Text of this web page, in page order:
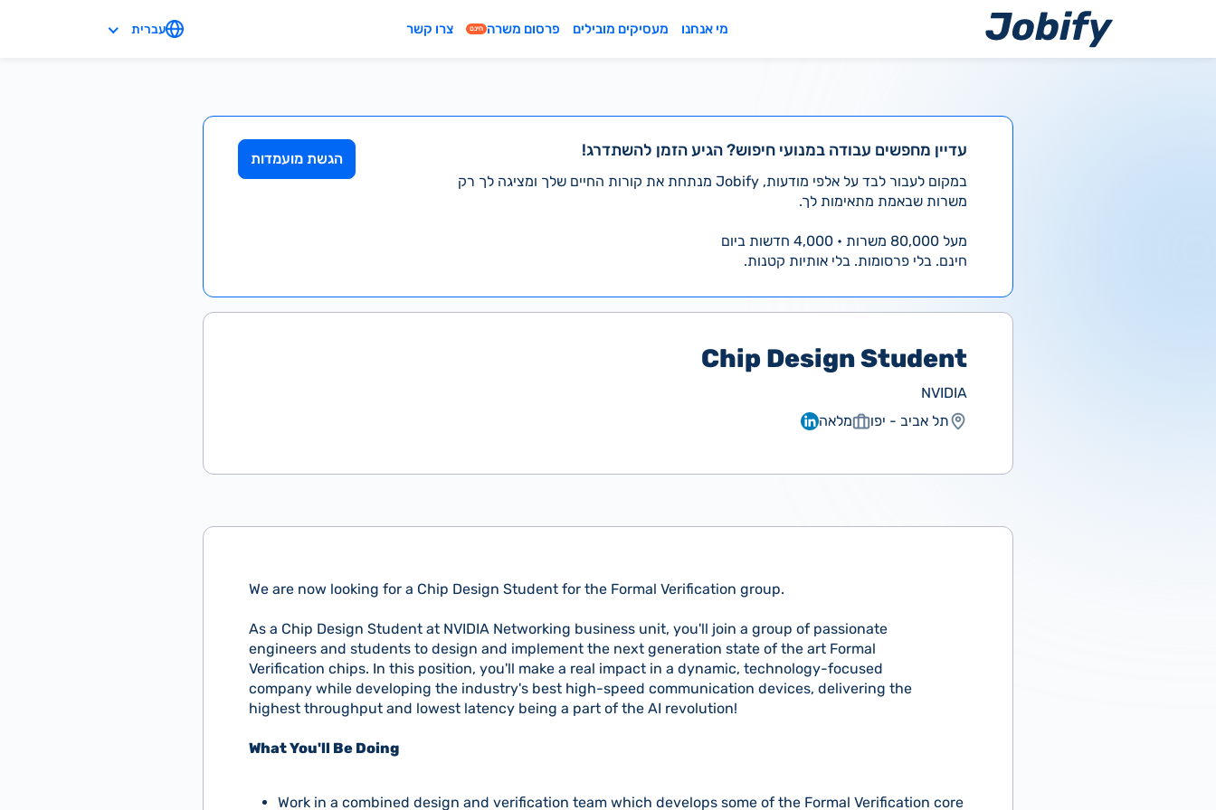
מי אנחנו מעסיקים מובילים פרסום משרה חינם צרו קשר עברית
עדיין מחפשים עבודה במנועי חיפוש? הגיע הזמן להשתדרג!
במקום לעבור לבד על אלפי מודעות, Jobify מנתחת את קורות החיים שלך ומציגה לך רק
משרות שבאמת מתאימות לך.
מעל 80,000 משרות • 4,000 חדשות ביום
חינם. בלי פרסומות. בלי אותיות קטנות.
הגשת מועמדות
Chip Design Student
NVIDIA
תל אביב - יפו
מלאה
We are now looking for a Chip Design Student for the Formal Verification group.
As a Chip Design Student at NVIDIA Networking business unit, you'll join a group of passionate
engineers and students to design and implement the next generation state of the art Formal
Verification chips. In this position, you'll make a real impact in a dynamic, technology-focused
company while developing the industry's best high-speed communication devices, delivering the
highest throughput and lowest latency being a part of the AI revolution!
What You'll Be Doing
Work in a combined design and verification team which develops some of the Formal Verification core